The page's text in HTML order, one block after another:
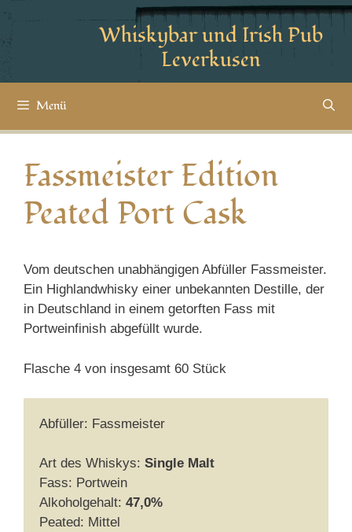
Whiskybar und Irish Pub
Leverkusen
Menü
Fassmeister Edition
Peated Port Cask
Vom deutschen unabhängigen Abfüller Fassmeister.
Ein Highlandwhisky einer unbekannten Destille, der
in Deutschland in einem getorften Fass mit
Portweinfinish abgefüllt wurde.
Flasche 4 von insgesamt 60 Stück
Abfüller: Fassmeister
Art des Whiskys: Single Malt
Fass: Portwein
Alkoholgehalt: 47,0%
Peated: Mittel